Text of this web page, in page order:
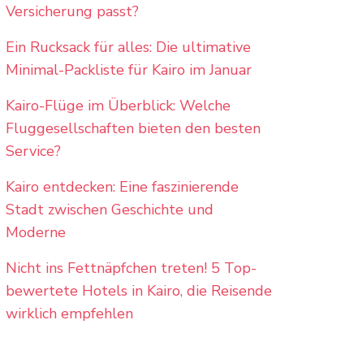
Versicherung passt?
Ein Rucksack für alles: Die ultimative
Minimal-Packliste für Kairo im Januar
Kairo-Flüge im Überblick: Welche
Fluggesellschaften bieten den besten
Service?
Kairo entdecken: Eine faszinierende
Stadt zwischen Geschichte und
Moderne
Nicht ins Fettnäpfchen treten! 5 Top-
bewertete Hotels in Kairo, die Reisende
wirklich empfehlen